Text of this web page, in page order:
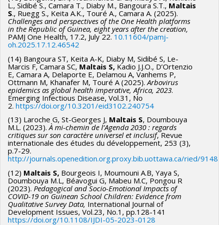
L., Sidibé S., Camara T., Diaby M., Bangoura S.T., Maltais
S., Ruegg S., Keita A.K., Touré A., Camara A. (2025).
Challenges and perspectives of the One Health platforms
in the Republic of Guinea, eight years after the creation,
PAMJ One Health, 17.2, July 22.10.11604/pamj-
oh.2025.17.12.46542
(14) Bangoura ST, Keita A-K, Diaby M, Sidibé S, Le-
Marcis F, Camara SC, Maltais S, Kadio J.J.O., D’Ortenzio
E, Camara A, Delaporte E, Delamou A, Vanhems P,
Ottmann M, Khanafer M, Touré A (2025). Arbovirus
epidemics as global health imperative, Africa, 2023.
Emerging Infectious Disease, Vol.31, No
2. https://doi.org/10.3201/eid3102.240754
(13) Laroche G, St-Georges J, Maltais S, Doumbouya
M.L. (2023).À mi-chemin de l’Agenda 2030 : regards
critiques sur son caractère universel et inclusif, Revue
internationale des études du développement, 253 (3),
p.7-29.
http://journals.openedition.org.proxy.bib.uottawa.ca/ried/9148
(12) Maltais S, Bourgeois I, Moumouni A.B, Yaya S,
Doumbouya M.L, Béavogui G, Mabeu M.C, Pongou R
(2023). Pedagogical and Socio-Emotional Impacts of
COVID-19 on Guinean School Children: Evidence from
Qualitative Survey Data, International Journal of
Development Issues, Vol.23, No.1, pp.128-141
https://doi.org/10.1108/IJDI-05-2023-0128